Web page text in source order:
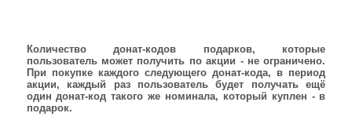
Количество донат-кодов подарков, которые
пользователь может получить по акции - не ограничено.
При покупке каждого следующего донат-кода, в период
акции, каждый раз пользователь будет получать ещё
один донат-код такого же номинала, который куплен - в
подарок.